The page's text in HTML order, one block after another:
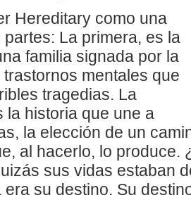
Hereditary como una
partes: La primera, es la
familia signada por la
trastornos mentales que
tragedias. La
la historia que une a
la elección de un
al hacerlo, lo produce.
sus vidas estaban
era su destino. Su